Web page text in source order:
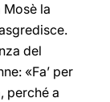
Mosè la
del
«Fa’ per
perché a